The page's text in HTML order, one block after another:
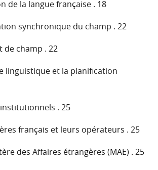
de la langue française . 18
synchronique du champ . 22
de champ . 22
linguistique et la planification
. 25
français et leurs opérateurs . 25
des Affaires étrangères (MAE) . 25